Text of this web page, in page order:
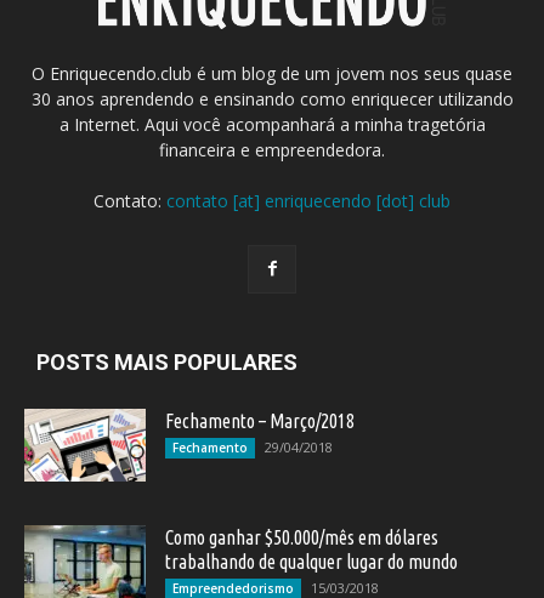
O Enriquecendo.club é um blog de um jovem nos seus quase
30 anos aprendendo e ensinando como enriquecer utilizando
a Internet. Aqui você acompanhará a minha tragetória
financeira e empreendedora.
Contato: contato [at] enriquecendo [dot] club
POSTS MAIS POPULARES
Fechamento – Março/2018
Fechamento 29/04/2018
Como ganhar $50.000/mês em dólares
trabalhando de qualquer lugar do mundo
Empreendedorismo 15/03/2018